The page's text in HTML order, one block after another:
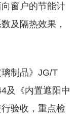
窗户的节能计
及隔热效果，
制品》JG/T
及《内置遮阳中
验收，重点检